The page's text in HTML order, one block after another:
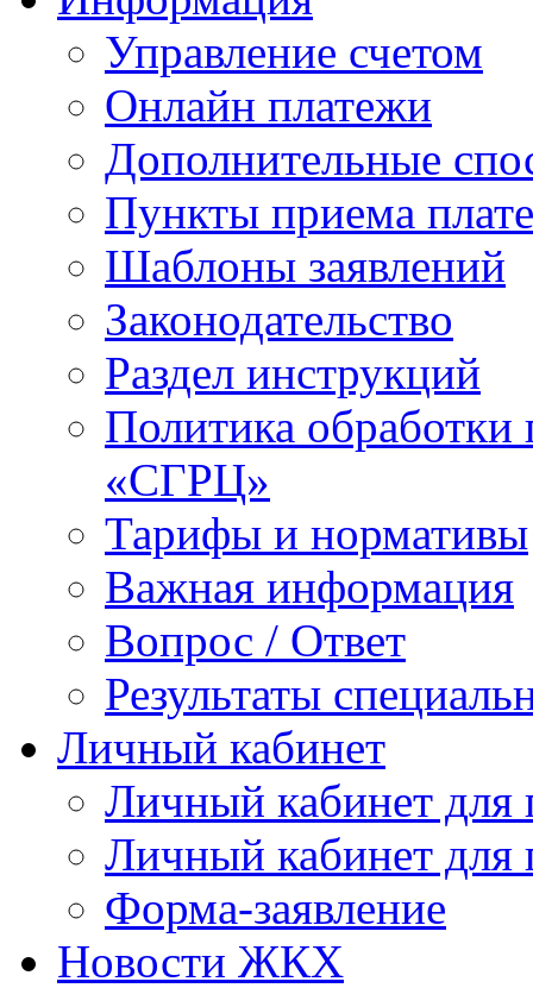
Управление счетом
Онлайн платежи
Дополнительные
Пункты приема
Шаблоны заявлений
Законодательство
Раздел инструкций
Политика
«СГРЦ»
Тарифы и нормативы
Важная информация
Вопрос / Ответ
Результаты
Личный кабинет
Личный кабинет
Личный кабинет
Форма-заявление
Новости ЖКХ